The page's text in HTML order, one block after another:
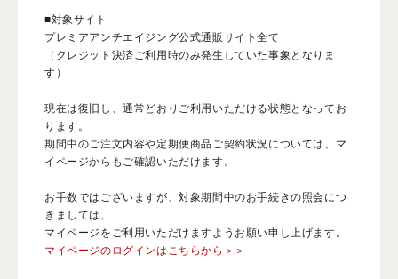
あしたの美肌 |
美容情報を発信・キレイをサポートするWebメディア
■対象サイト
プレミアアンチエイジング公式通販サイト全て
（クレジット決済ご利用時のみ発生していた事象となりま
す）
現在は復旧し、通常どおりご利用いただける状態となってお
ります。
期間中のご注文内容や定期便商品ご契約状況については、マ
イページからもご確認いただけます。
お手数ではございますが、対象期間中のお手続きの照会につ
きましては、
マイページをご利用いただけますようお願い申し上げます。
マイページのログインはこちらから＞＞